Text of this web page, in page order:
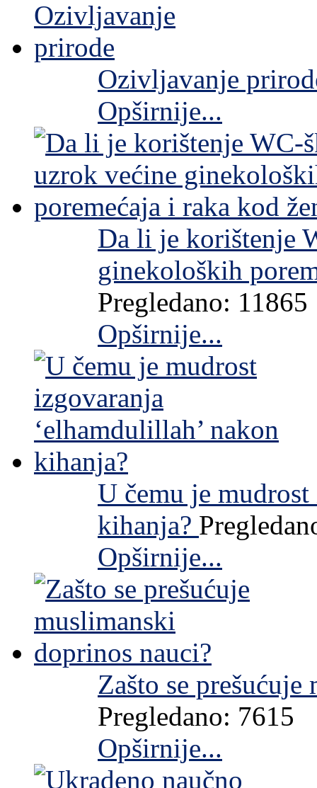
Ozivljavanje
Opširnije...
Da li je korištenje
ginekoloških
Pregledano: 11865
Opširnije...
U čemu je
kihanja?
Opširnije...
Zašto se
Pregledano: 7615
Opširnije...